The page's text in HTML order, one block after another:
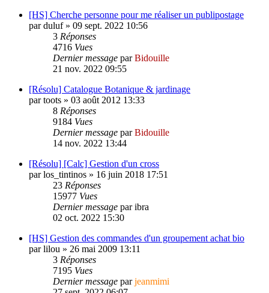
[HS] Cherche personne pour me réaliser un publipostage
parduluf» 09 sept. 2022 10:56
3 Réponses
4716 Vues
Dernier message parBidouille
21 nov. 2022 09:55
[Résolu] Catalogue Botanique & jardinage
partoots » 03 août 2012 13:33
8 Réponses
9184 Vues
Dernier message parBidouille
14 nov. 2022 13:44
[Résolu] [Calc] Gestion d'un cross
parlos_tintinos » 16 juin 2018 17:51
23 Réponses
15977 Vues
Dernier message paribra
02 oct. 2022 15:30
[HS] Gestion des commandes d'un groupement achat bio
parlilou » 26 mai 2009 13:11
3 Réponses
7195 Vues
Dernier message parjeanmimi